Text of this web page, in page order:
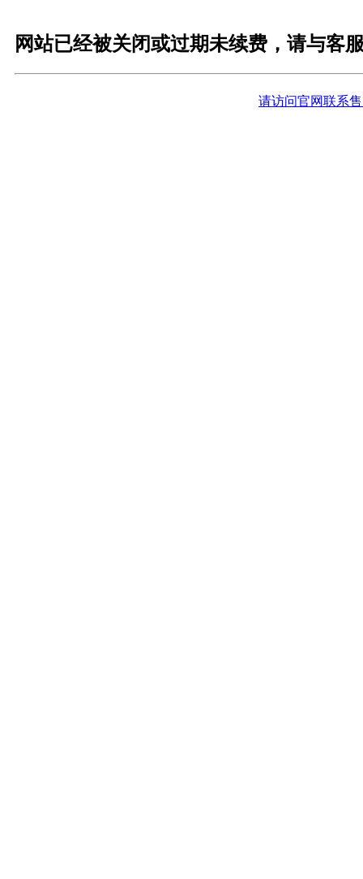
网站已经被关闭或过期未续费，请与客
请访问官网联系